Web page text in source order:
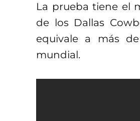
La prueba tiene el
de los Dallas
equivale a más
mundial.